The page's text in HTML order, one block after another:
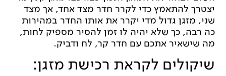
יצטרך להתאמץ כדי לקרר חדר מצד אחד, אך מצד
שני, מזגן גדול מדי יקרר את אותו החדר במהירות
כה רבה, כך שלא יהיה לו זמן להסיר מספיק לחות,
מה שישאיר אתכם עם חדר קר, לח ודביק.
שיקולים לקראת רכישת מזגן: